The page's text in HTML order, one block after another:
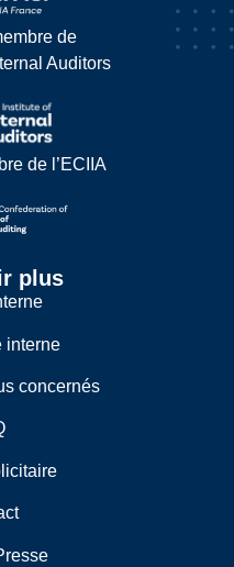
de
Auditors
de l’ECIIA
plus
interne
concernés